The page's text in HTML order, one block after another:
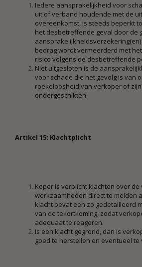
Iedere aansprakelijkheid voor
uit of verband houdende met de
overeenkomst, is steeds beperkt
het desbetreffende geval door de
bedrag wordt vermeerderd met
risico volgens de desbetreffende
Niet uitgesloten is de
voor schade die het gevolg is van
roekeloosheid van verkoper of
ondergeschikten.
Artikel 15: Klachtplicht
Koper is verplicht klachten over de
werkzaamheden direct te melden
klacht bevat een zo gedetailleerd
van de tekortkoming, zodat
adequaat te reageren.
Is een klacht gegrond, dan is
goed te herstellen en eventueel te